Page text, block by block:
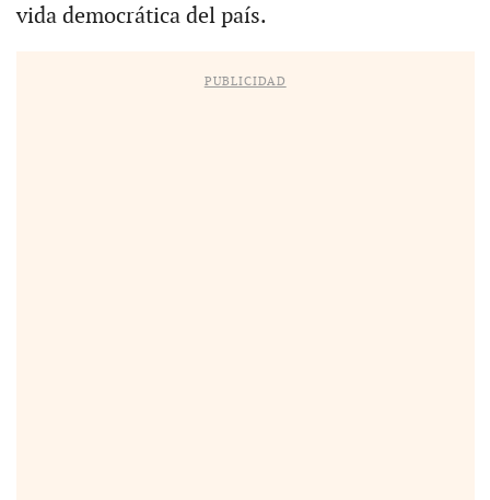
vida democrática del país.
PUBLICIDAD